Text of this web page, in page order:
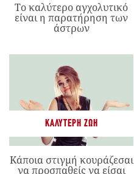
Το καλύτερο αγχολυτικό
είναι η παρατήρηση των
άστρων
ΚΑΛΎΤΕΡΗ ΖΩΉ
Κάποια στιγμή κουράζεσαι
να προσπαθείς να είσαι